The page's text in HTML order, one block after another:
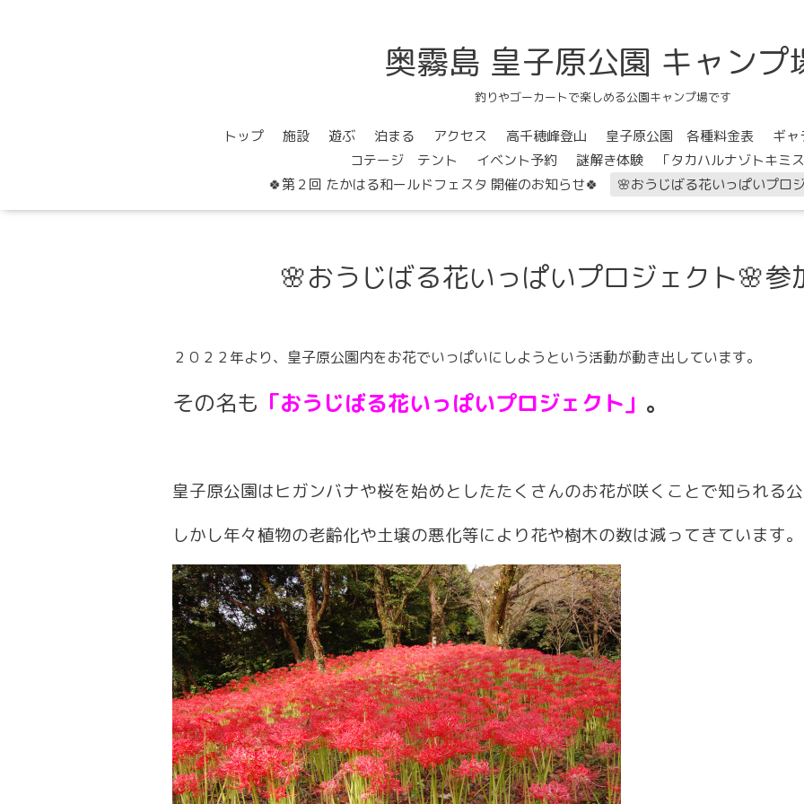
奥霧島 皇子原公園 キャンプ
釣りやゴーカートで楽しめる公園キャンプ場です
トップ 施設 遊ぶ 泊まる アクセス 高千穂峰登山 皇子原公園 各種料金表
ギャ
コテージ テント
イベント予約
謎解き体験 「タカハルナゾトキミ
🍀第２回 たかはる和ールドフェスタ 開催のお知らせ🍀
🌸おうじばる花いっぱいプロ
🌸おうじばる花いっぱいプロジェクト🌸参
２０２２年より、皇子原公園内をお花でいっぱいにしようという活動が動き出しています。
その名も 「おうじばる花いっぱいプロジェクト」 。
皇子原公園はヒガンバナや桜を始めとしたたくさんのお花が咲くことで知られる
しかし年々植物の老齢化や土壌の悪化等により花や樹木の数は減ってきています。